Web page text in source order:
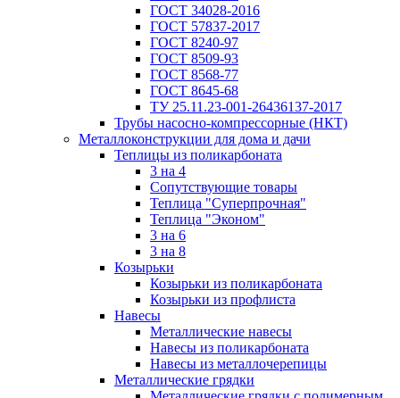
ГОСТ 34028-2016
ГОСТ 57837-2017
ГОСТ 8240-97
ГОСТ 8509-93
ГОСТ 8568-77
ГОСТ 8645-68
ТУ 25.11.23-001-26436137-2017
Трубы насосно-компрессорные (НКТ)
Металлоконструкции для дома и дачи
Теплицы из поликарбоната
3 на 4
Сопутствующие товары
Теплица "Суперпрочная"
Теплица "Эконом"
3 на 6
3 на 8
Козырьки
Козырьки из поликарбоната
Козырьки из профлиста
Навесы
Металлические навесы
Навесы из поликарбоната
Навесы из металлочерепицы
Металлические грядки